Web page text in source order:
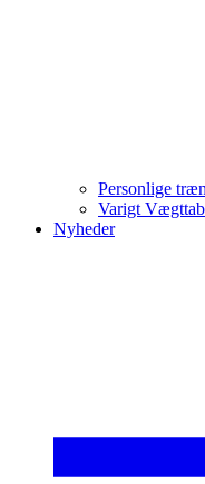
Personlige
Varigt
Nyheder